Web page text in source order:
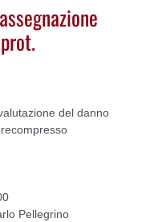
del danno
Pellegrino